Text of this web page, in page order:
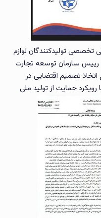
تخصصی تولیدکنندگان لوازم
رییس سازمان توسعه تجارت
اتخاذ تصمیم اقتضایی در
حمایت از تولید ملی